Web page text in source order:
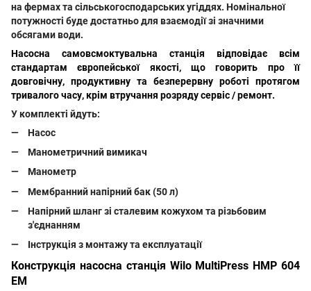
на фермах та сільськогосподарських угіддях. Номінальної
потужності буде достатньо для взаємодії зі значними
обсягами води.
Насосна самовсмоктувальна станція відповідає всім
стандартам європейської якості, що говорить про її
довговічну, продуктивну та безперервну роботі протягом
тривалого часу, крім втручання розряду сервіс / ремонт.
У комплекті йдуть:
Насос
Манометричний вимикач
Манометр
Мембранний напірний бак (50 л)
Напірний шланг зі сталевим кожухом та різьбовим
з'єднанням
Інструкція з монтажу та експлуатації
Конструкція насосна станція Wilo MultiPress HMP 604
EM